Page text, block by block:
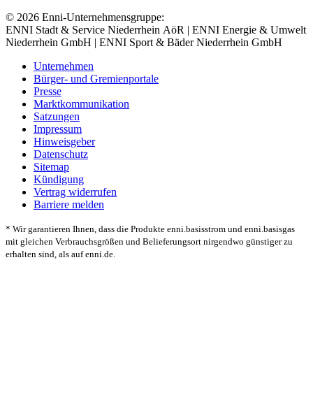
© 2026 Enni-Unternehmensgruppe:
ENNI Stadt & Service Niederrhein AöR | ENNI Energie & Umwelt
Niederrhein GmbH | ENNI Sport & Bäder Niederrhein GmbH
Unternehmen
Bürger- und Gremienportale
Presse
Marktkommunikation
Satzungen
Impressum
Hinweisgeber
Datenschutz
Sitemap
Kündigung
Vertrag widerrufen
Barriere melden
* Wir garantieren Ihnen, dass die Produkte enni.basisstrom und enni.basisgas
mit gleichen Verbrauchsgrößen und Belieferungsort nirgendwo günstiger zu
erhalten sind, als auf enni.de.